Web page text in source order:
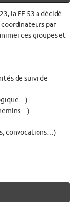
la FE 53 a décidé
par
ces groupes et
de suivi de
convocations…)